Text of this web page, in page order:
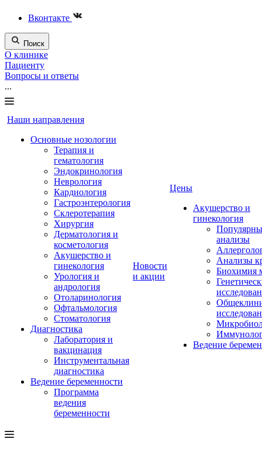
Вконтакте
Поиск
О клинике
Пациенту
Вопросы и ответы
...
Наши направления
Основные нозологии
Терапия и
гематология
Эндокринология
Неврология
Кардиология
Гастроэнтерология
Склеротерапия
Хирургия
Дерматология и
косметология
Акушерство и
гинекология
Урология и
андрология
Отоларинология
Офтальмология
Стоматология
Диагностика
Лаборатория и
вакцинация
Инструментальная
диагностика
Ведение беременности
Программа
ведения
беременности
Новости
и акции
Цены
Акушерство и
гинекология
анализы
Анализы
Биохимия
Ведение